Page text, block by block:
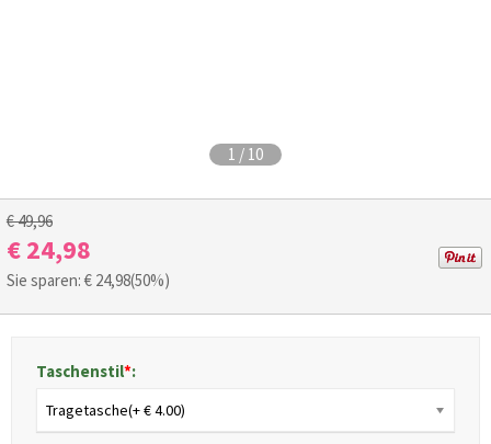
1 / 10
€ 49,96
€ 24,98
Sie sparen: € 24,98(50%)
Taschenstil*:
Tragetasche(+ € 4.00)